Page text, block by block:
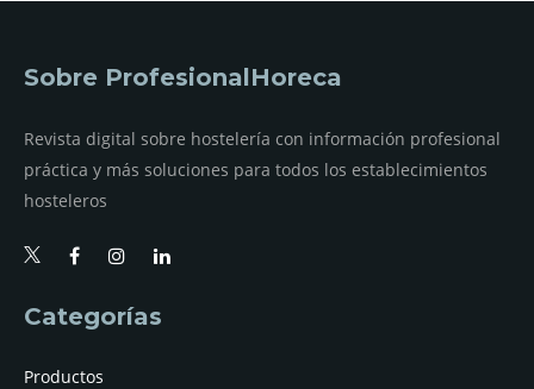
Sobre ProfesionalHoreca
Revista digital sobre hostelería con información profesional
práctica y más soluciones para todos los establecimientos
hosteleros
Categorías
Productos